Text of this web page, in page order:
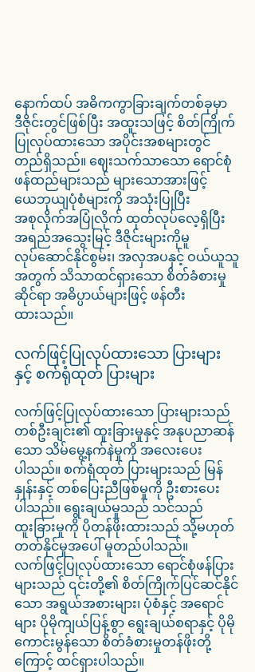
နောက်ထပ် အဓိကကွာခြားချက်တစ်ခုမှာ
ဒီဇိုင်းတွင်ဖြစ်ပြီး အထူးသဖြင့် စိတ်ကြိုက်
ပြုလုပ်ထားသော အပိုင်းအစများတွင်
တည်ရှိသည်။ ဈေးသက်သာသော ရောင်စုံ
ဖန်ထည်များသည် များသောအားဖြင့်
ယေဘုယျပုံစံများကို အသုံးပြုပြီး
အစုလိုက်အပြုံလိုက် ထုတ်လုပ်လေ့ရှိပြီး
အရည်အသွေးမြင့် ဒီဇိုင်းများကိုမူ
လုပ်ဆောင်နိုင်စွမ်း၊ အလှအပနှင့် ဝယ်ယူသူ
အတွက် သိသာထင်ရှားသော စိတ်ခံစားမှု
ဆိုင်ရာ အဓိပ္ပာယ်များဖြင့် ဖန်တီး
ထားသည်။
လက်ဖြင့်ပြုလုပ်ထားသော ပြားများ
နှင့် စက်ရုံထုတ် ပြားများ
လက်ဖြင့်ပြုလုပ်ထားသော ပြားများသည်
တစ်ဦးချင်း၏ ထူးခြားမှုနှင့် အနုပညာဆန်
သော သိမ်မွေ့နက်နဲမှုကို အလေးပေး
ပါသည်။ စက်ရုံထုတ် ပြားများသည် မြန်
နှုန်းနှင့် တစ်ပြေးညီဖြစ်မှုကို ဦးစားပေး
ပါသည်။ ရွေးချယ်မှုသည် သင်သည်
ထူးခြားမှုကို ပိုတန်ဖိုးထားသည် သို့မဟုတ်
တတ်နိုင်မှုအပေါ် မူတည်ပါသည်။
လက်ဖြင့်ပြုလုပ်ထားသော ရောင်စုံဖန်ပြား
များသည် ၎င်းတို့၏ စိတ်ကြိုက်ပြင်ဆင်နိုင်
သော အရွယ်အစားများ၊ ပုံစံနှင့် အရောင်
များ ပိုမိုကျယ်ပြန့်စွာ ရွေးချယ်စရာနှင့် ပိုမို
ကောင်းမွန်သော စိတ်ခံစားမှုတန်ဖိုးတို့
ကြောင့် ထင်ရှားပါသည်။